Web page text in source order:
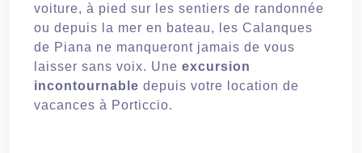
voiture, à pied sur les sentiers de randonnée
ou depuis la mer en bateau, les Calanques
de Piana ne manqueront jamais de vous
laisser sans voix. Une excursion
incontournable depuis votre location de
vacances à Porticcio.